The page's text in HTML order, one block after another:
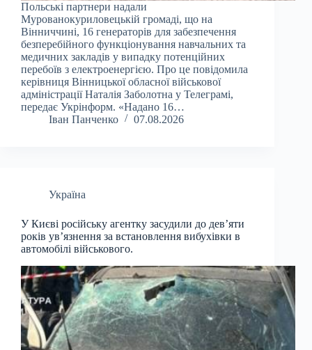
Польські партнери надали
Мурованокуриловецькій громаді, що на
Вінниччині, 16 генераторів для забезпечення
безперебійного функціонування навчальних та
медичних закладів у випадку потенційних
перебоїв з електроенергією. Про це повідомила
керівниця Вінницької обласної військової
адміністрації Наталія Заболотна у Телеграмі,
передає Укрінформ. «Надано 16…
Іван Панченко
07.08.2026
Україна
У Києві російську агентку засудили до дев’яти
років ув’язнення за встановлення вибухівки в
автомобілі військового.